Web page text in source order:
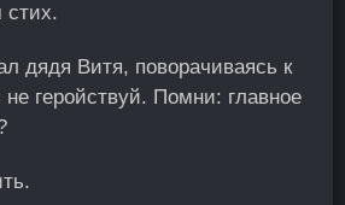
стих.
дядя Витя, поворачиваясь к
геройствуй. Помни: главное